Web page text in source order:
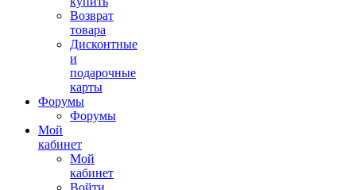
Возврат
товара
Дисконтные
и
подарочные
карты
Форумы
Форумы
Мой
кабинет
Мой
кабинет
Войти